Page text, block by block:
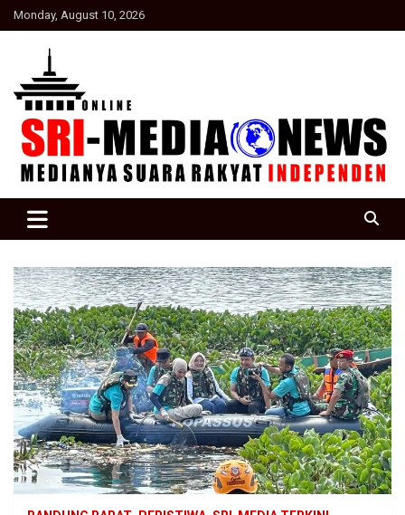
Skip
to
Monday, August 10, 2026
SRI Media news